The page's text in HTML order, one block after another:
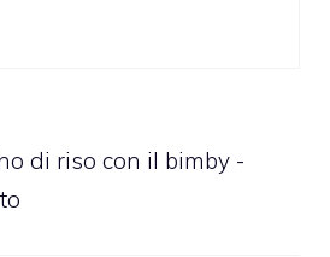
di riso con il bimby -